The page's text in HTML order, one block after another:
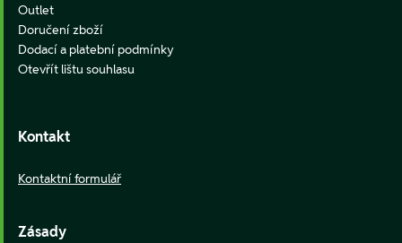
Outlet
Doručení zboží
Dodací a platební podmínky
Otevřít lištu souhlasu
Kontakt
Kontaktní formulář
Zásady